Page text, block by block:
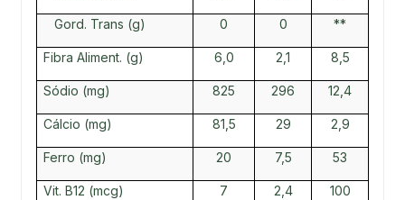
Gord. Trans (g) 0 0 **
Fibra Aliment. (g) 6,0 2,1 8,5
Sódio (mg) 825 296 12,4
Cálcio (mg) 81,5 29 2,9
Ferro (mg) 20 7,5 53
Vit. B12 (mcg) 7 2,4 100